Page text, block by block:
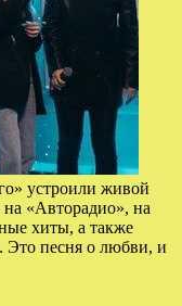
устроили живой
«Авторадио», на
хиты, а также
Это песня о любви, и